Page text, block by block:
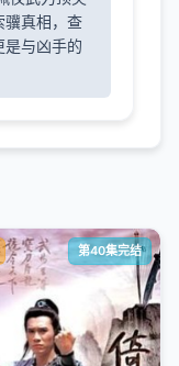
骥真相，查
是与凶手的
第40集完结